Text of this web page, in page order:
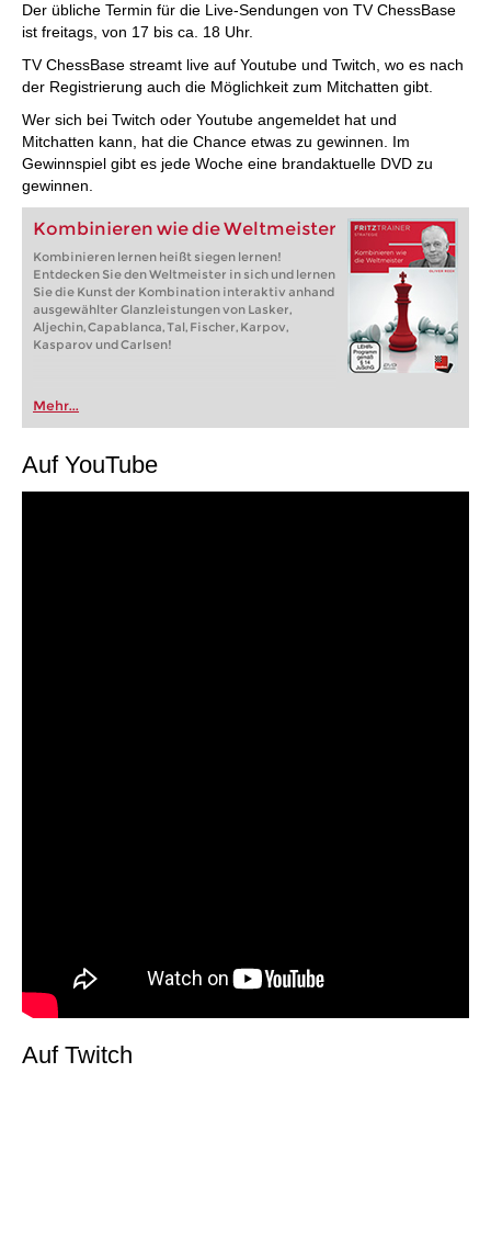
Der übliche Termin für die Live-Sendungen von TV ChessBase
ist freitags, von 17 bis ca. 18 Uhr.
TV ChessBase streamt live auf Youtube und Twitch, wo es nach
der Registrierung auch die Möglichkeit zum Mitchatten gibt.
Wer sich bei Twitch oder Youtube angemeldet hat und
Mitchatten kann, hat die Chance etwas zu gewinnen. Im
Gewinnspiel gibt es jede Woche eine brandaktuelle DVD zu
gewinnen.
Kombinieren wie die Weltmeister
Kombinieren lernen heißt siegen lernen!
Entdecken Sie den Weltmeister in sich und lernen
Sie die Kunst der Kombination interaktiv anhand
ausgewählter Glanzleistungen von Lasker,
Aljechin, Capablanca, Tal, Fischer, Karpov,
Kasparov und Carlsen!
Mehr...
Auf YouTube
Auf Twitch